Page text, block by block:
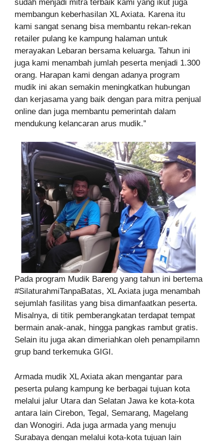
sudah menjadi mitra terbaik kami yang ikut juga
membangun keberhasilan XL Axiata. Karena itu
kami sangat senang bisa membantu rekan-rekan
retailer pulang ke kampung halaman untuk
merayakan Lebaran bersama keluarga. Tahun ini
juga kami menambah jumlah peserta menjadi 1.300
orang. Harapan kami dengan adanya program
mudik ini akan semakin meningkatkan hubungan
dan kerjasama yang baik dengan para mitra penjual
online dan juga membantu pemerintah dalam
mendukung kelancaran arus mudik.”
Pada program Mudik Bareng yang tahun ini bertema
#SilaturahmiTanpaBatas, XL Axiata juga menambah
sejumlah fasilitas yang bisa dimanfaatkan peserta.
Misalnya, di titik pemberangkatan terdapat tempat
bermain anak-anak, hingga pangkas rambut gratis.
Selain itu juga akan dimeriahkan oleh penampilamn
grup band terkemuka GIGI.
Armada mudik XL Axiata akan mengantar para
peserta pulang kampung ke berbagai tujuan kota
melalui jalur Utara dan Selatan Jawa ke kota-kota
antara lain Cirebon, Tegal, Semarang, Magelang
dan Wonogiri. Ada juga armada yang menuju
Surabaya dengan melalui kota-kota tujuan lain